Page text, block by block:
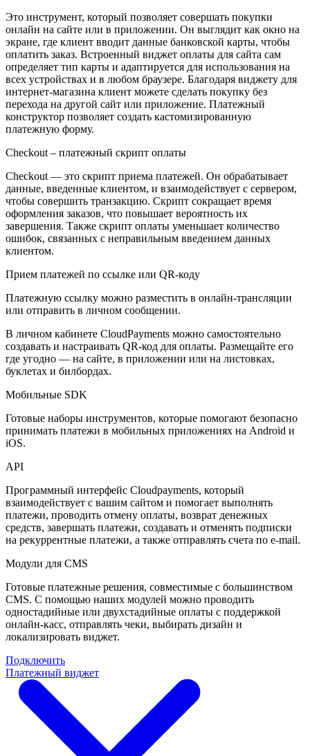
Это инструмент, который позволяет совершать покупки
онлайн на сайте или в приложении. Он выглядит как окно на
экране, где клиент вводит данные банковской карты, чтобы
оплатить заказ. Встроенный виджет оплаты для сайта сам
определяет тип карты и адаптируется для использования на
всех устройствах и в любом браузере. Благодаря виджету для
интернет-магазина клиент можете сделать покупку без
перехода на другой сайт или приложение. Платежный
конструктор позволяет создать кастомизированную
платежную форму.
Checkout – платежный скрипт оплаты
Checkout — это скрипт приема платежей. Он обрабатывает
данные, введенные клиентом, и взаимодействует с сервером,
чтобы совершить транзакцию. Скрипт сокращает время
оформления заказов, что повышает вероятность их
завершения. Также скрипт оплаты уменьшает количество
ошибок, связанных с неправильным введением данных
клиентом.
Прием платежей по ссылке или QR-коду
Платежную ссылку можно разместить в онлайн-трансляции
или отправить в личном сообщении.
В личном кабинете CloudPayments можно самостоятельно
создавать и настраивать QR-код для оплаты. Размещайте его
где угодно — на сайте, в приложении или на листовках,
буклетах и билбордах.
Мобильные SDK
Готовые наборы инструментов, которые помогают безопасно
принимать платежи в мобильных приложениях на Android и
iOS.
API
Программный интерфейс Cloudpayments, который
взаимодействует с вашим сайтом и помогает выполнять
платежи, проводить отмену оплаты, возврат денежных
средств, завершать платежи, создавать и отменять подписки
на рекуррентные платежи, а также отправлять счета по e-mail.
Модули для CMS
Готовые платежные решения, совместимые с большинством
CMS. С помощью наших модулей можно проводить
одностадийные или двухстадийные оплаты с поддержкой
онлайн-касс, отправлять чеки, выбирать дизайн и
локализировать виджет.
Подключить
Платежный виджет